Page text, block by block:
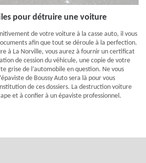
pour détruire une voiture
de votre voiture à la casse auto, il vous
afin que tout se déroule à la perfection.
à La Norville, vous aurez à fournir un certificat
de cession du véhicule, une copie de votre
grise de l’automobile en question. Ne vous
de Boussy Auto sera là pour vous
de ces dossiers. La destruction voiture
et à confier à un épaviste professionnel.